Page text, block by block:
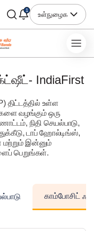
1 உள்நுழைக
IndiaFirst
திட்டத்தில் உள்ள
வழங்கும் ஒரு
நிதி செயல்பாடு,
டாப் ஹோல்டிங்ஸ்,
மற்றும் இன்னும்
பெறுங்கள்.
காம்போசிட்